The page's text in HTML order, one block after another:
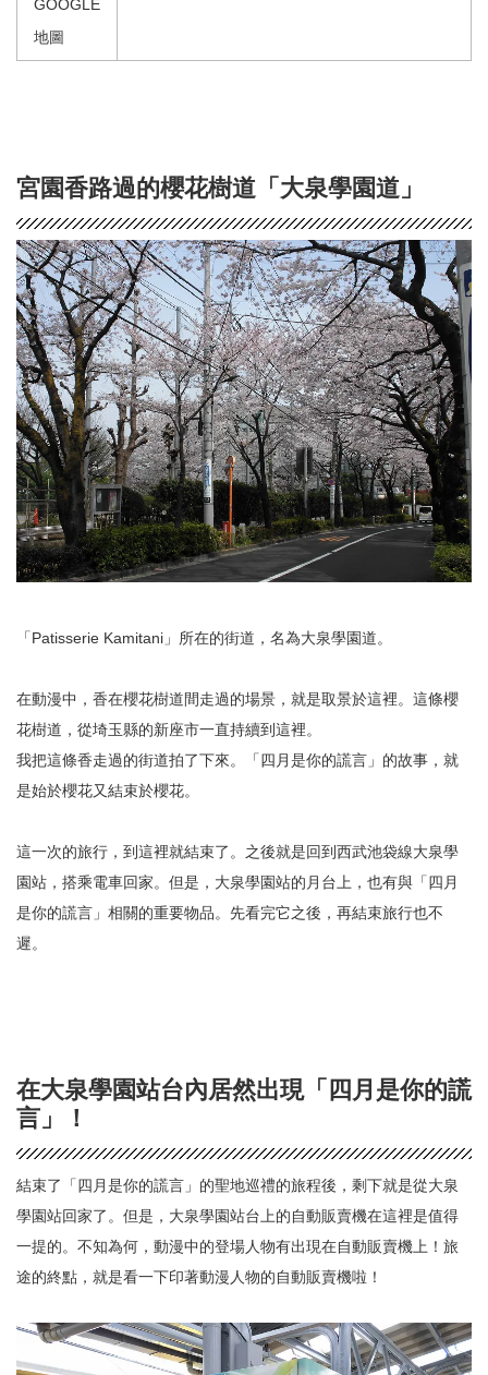
GOOGLE
地圖
宮園香路過的櫻花樹道「大泉學園道」
「Patisserie Kamitani」所在的街道，名為大泉學園道。
在動漫中，香在櫻花樹道間走過的場景，就是取景於這裡。這條櫻
花樹道，從埼玉縣的新座市一直持續到這裡。
我把這條香走過的街道拍了下來。「四月是你的謊言」的故事，就
是始於櫻花又結束於櫻花。
這一次的旅行，到這裡就結束了。之後就是回到西武池袋線大泉學
園站，搭乘電車回家。但是，大泉學園站的月台上，也有與「四月
是你的謊言」相關的重要物品。先看完它之後，再結束旅行也不
遲。
在大泉學園站台內居然出現「四月是你的謊
言」！
結束了「四月是你的謊言」的聖地巡禮的旅程後，剩下就是從大泉
學園站回家了。但是，大泉學園站台上的自動販賣機在這裡是值得
一提的。不知為何，動漫中的登場人物有出現在自動販賣機上！旅
途的終點，就是看一下印著動漫人物的自動販賣機啦！